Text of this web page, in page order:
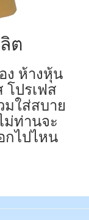
ต
ง ห้างหุ้น
โปรเฟส
มใส่สบาย
ท่านจะ
กไปไหน